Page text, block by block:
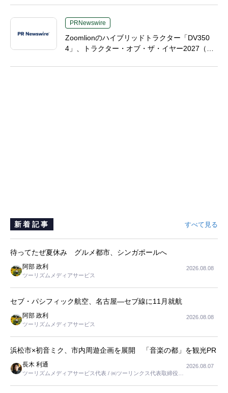
PRNewswire
Zoomlionのハイブリッドトラクター「DV350
4」、トラクター・オブ・ザ・イヤー2027（TO
新着記事 すべて見る
待ってたぜ夏休み グルメ都市、シンガポールへ
阿部 政利
ツーリズムメディアサービス
2026.08.08
セブ・パシフィック航空、名古屋―セブ線に11月就航
阿部 政利
ツーリズムメディアサービス
2026.08.08
浜松市×初音ミク、市内周遊企画を展開 「音楽の都」を観光PR
長木 利通
ツーリズムメディアサービス代表 / ㈱ツーリンクス代表取締役社
2026.08.07